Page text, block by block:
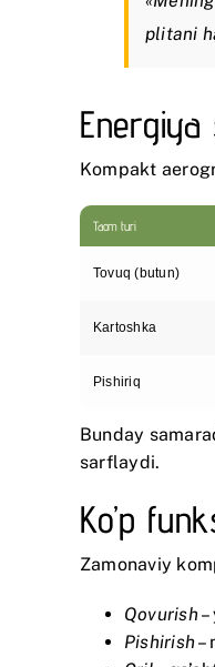
plitani
Kompakt
Taom turi
Tovuq (butun)
Kartoshka
Pishiriq
Bunday
sarflaydi.
Ko’p
Zamonaviy
Qovurish–
Pishirish–